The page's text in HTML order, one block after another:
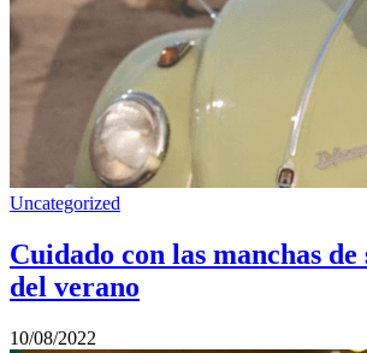
Uncategorized
Cuidado con las manchas de
del verano
10/08/2022